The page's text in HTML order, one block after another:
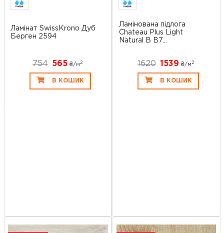
Ламінат SwissKrono Дуб
Берген 2594
754 565₴/м2
В КОШИК
Ламінована підлога
Chateau Plus Light
Natural B B7...
1620 1539₴/м2
В КОШИК